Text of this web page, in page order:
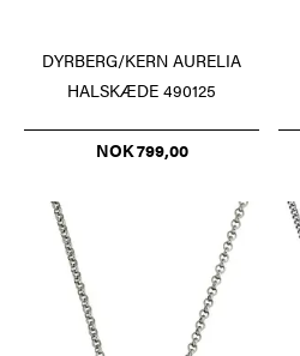
DYRBERG/KERN AURELIA
HALSKÆDE 490125
NOK 799,00